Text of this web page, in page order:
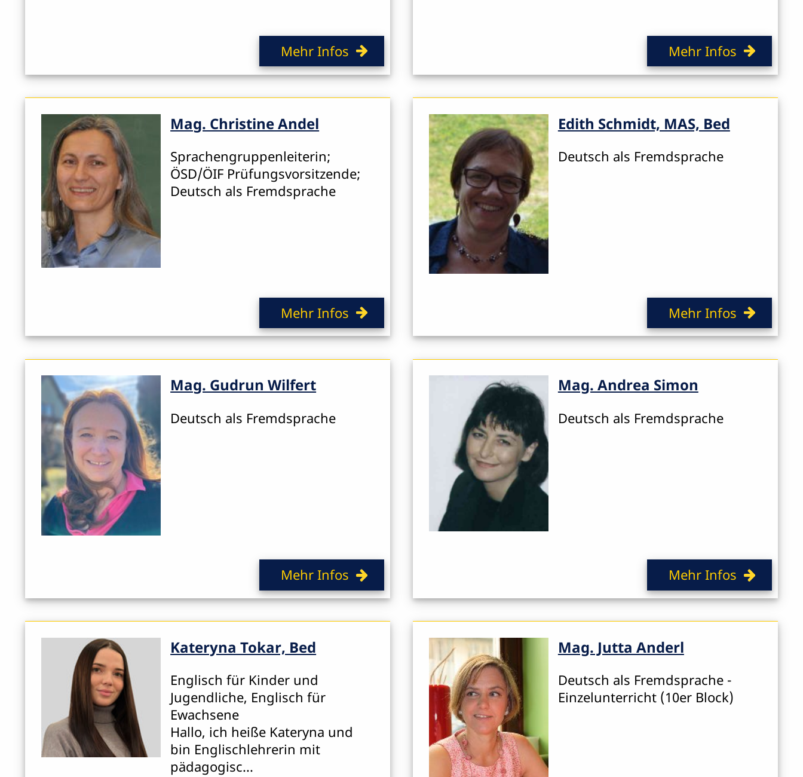
Mehr Infos Mehr Infos
Mag. Christine Andel
Sprachengruppenleiterin;
ÖSD/ÖIF Prüfungsvorsitzende;
Deutsch als Fremdsprache
Mehr Infos
Edith Schmidt, MAS, Bed
Deutsch als Fremdsprache
Mehr Infos
Mag. Gudrun Wilfert
Deutsch als Fremdsprache
Mehr Infos
Mag. Andrea Simon
Deutsch als Fremdsprache
Mehr Infos
Kateryna Tokar, Bed
Englisch für Kinder und
Jugendliche, Englisch für
Ewachsene
Hallo, ich heiße Kateryna und
bin Englischlehrerin mit
pädagogisc...
Mag. Jutta Anderl
Deutsch als Fremdsprache -
Einzelunterricht (10er Block)